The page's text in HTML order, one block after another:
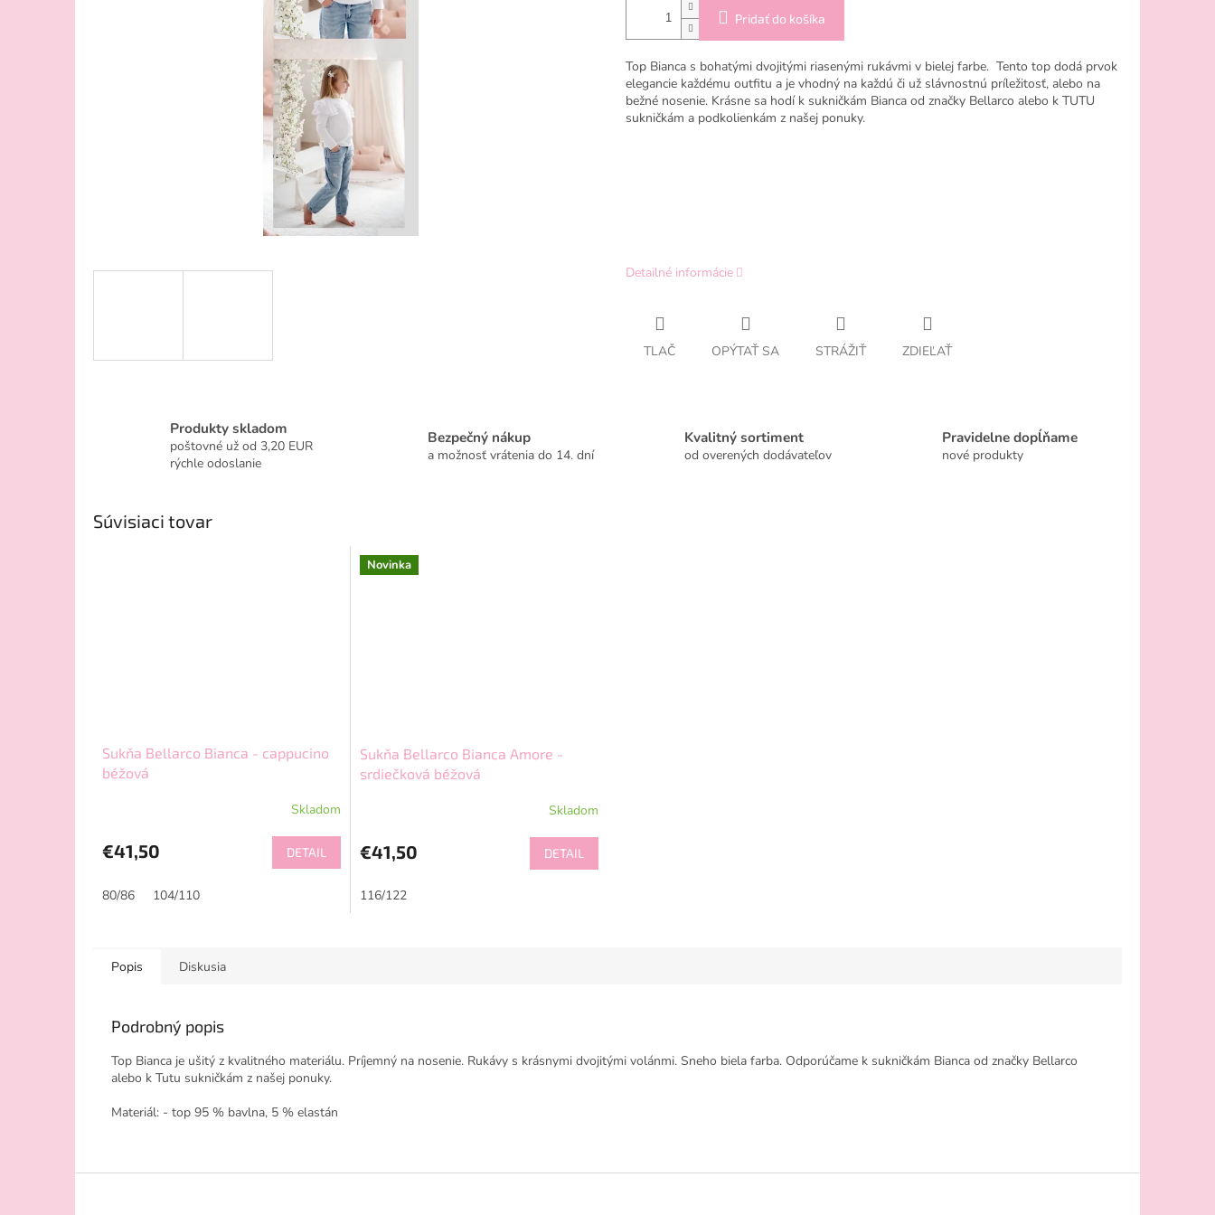
Pridať do košíka
Top Bianca s bohatými dvojitými riasenými rukávmi v bielej farbe. Tento top dodá prvok
elegancie každému outfitu a je vhodný na každú či už slávnostnú príležitosť, alebo na
bežné nosenie. Krásne sa hodí k sukničkám Bianca od značky Bellarco alebo k TUTU
sukničkám a podkolienkám z našej ponuky.
Detailné informácie
TLAČ OPÝTAŤ SA STRÁŽIŤ ZDIEĽAŤ
Produkty skladom
poštovné už od 3,20 EUR
rýchle odoslanie
Bezpečný nákup
a možnosť vrátenia do 14. dní
Kvalitný sortiment
od overených dodávateľov
Pravidelne dopĺňame
nové produkty
Súvisiaci tovar
Sukňa Bellarco Bianca - cappucino
béžová
Skladom
€41,50 DETAIL
80/86 104/110
Novinka
Sukňa Bellarco Bianca Amore -
srdiečková béžová
Skladom
€41,50 DETAIL
116/122
Popis Diskusia
Podrobný popis
Top Bianca je ušitý z kvalitného materiálu. Príjemný na nosenie. Rukávy s krásnymi dvojitými volánmi. Sneho biela farba. Odporúčame k sukničkám Bianca od značky Bellarco
alebo k Tutu sukničkám z našej ponuky.
Materiál: - top 95 % bavlna, 5 % elastán